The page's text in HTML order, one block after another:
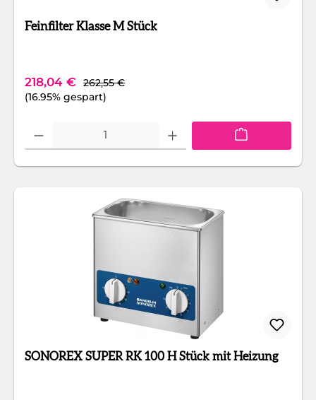
Feinfilter Klasse M Stück
Verkaufspreis:
218,04 € Regulärer Preis:
262,55 €
(16.95% gespart)
Produkt Anzahl: Gib den gewünschten Wert ein oder benutze die
SONOREX SUPER RK 100 H Stück mit Heizung